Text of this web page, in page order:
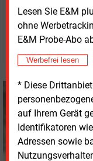
Lesen Sie E&M
ohne
E&M Probe-Abo
Werbefrei lesen
* Diese
auf Ihrem Gerät
Identifikatoren
Adressen sowie
Freitag, 9.07.2021,
Stefan
© 2026 Energie &